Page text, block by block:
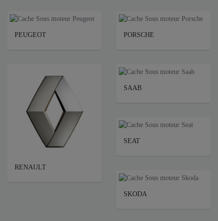
PEUGEOT PORSCHE
RENAULT
SAAB
SEAT
SKODA